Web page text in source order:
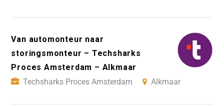
Van automonteur naar
storingsmonteur – Techsharks
Proces Amsterdam – Alkmaar
Techsharks Proces Amsterdam
Alkmaar